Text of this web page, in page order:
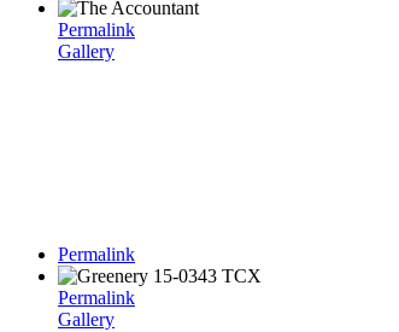
Permalink
Gallery
Permalink
Permalink
Gallery